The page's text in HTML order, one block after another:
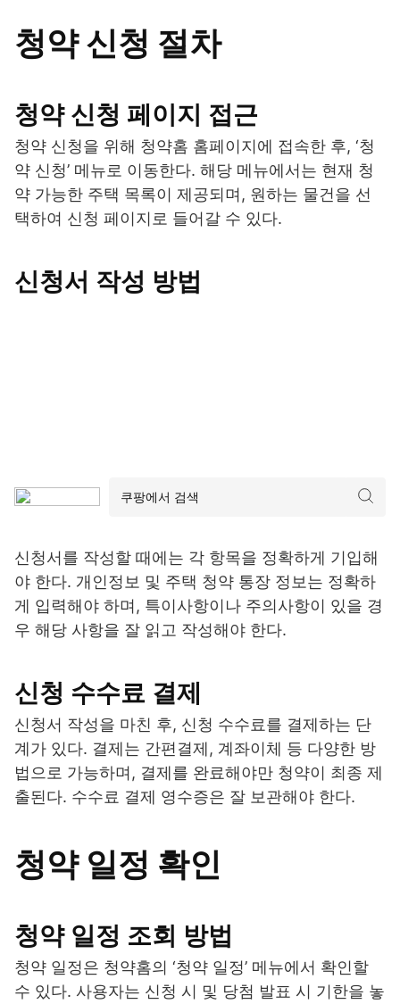
청약 신청 절차
청약 신청 페이지 접근
청약 신청을 위해 청약홈 홈페이지에 접속한 후, ‘청
약 신청’ 메뉴로 이동한다. 해당 메뉴에서는 현재 청
약 가능한 주택 목록이 제공되며, 원하는 물건을 선
택하여 신청 페이지로 들어갈 수 있다.
신청서 작성 방법
신청서를 작성할 때에는 각 항목을 정확하게 기입해
야 한다. 개인정보 및 주택 청약 통장 정보는 정확하
게 입력해야 하며, 특이사항이나 주의사항이 있을 경
우 해당 사항을 잘 읽고 작성해야 한다.
신청 수수료 결제
신청서 작성을 마친 후, 신청 수수료를 결제하는 단
계가 있다. 결제는 간편결제, 계좌이체 등 다양한 방
법으로 가능하며, 결제를 완료해야만 청약이 최종 제
출된다. 수수료 결제 영수증은 잘 보관해야 한다.
청약 일정 확인
청약 일정 조회 방법
청약 일정은 청약홈의 ‘청약 일정’ 메뉴에서 확인할
수 있다. 사용자는 신청 시 및 당첨 발표 시 기한을 놓